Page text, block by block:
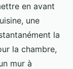
en avant
une
la
la chambre,
mur à